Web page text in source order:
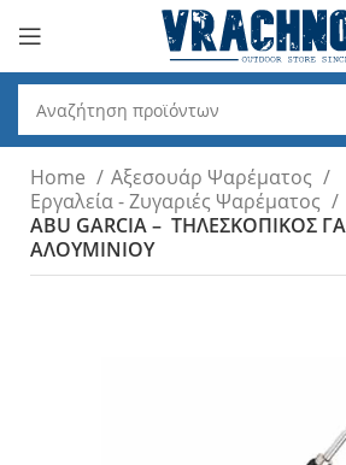
Home
Αξεσουάρ Ψαρέματος
Εργαλεία - Zυγαριές Ψαρέματος
ABU GARCIA – ΤΗΛΕΣΚΟΠΙΚΟΣ
ΑΛΟΥΜΙΝΙΟΥ